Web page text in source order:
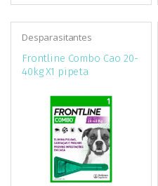
Desparasitantes
Frontline Combo Cao 20-
40kg X1 pipeta